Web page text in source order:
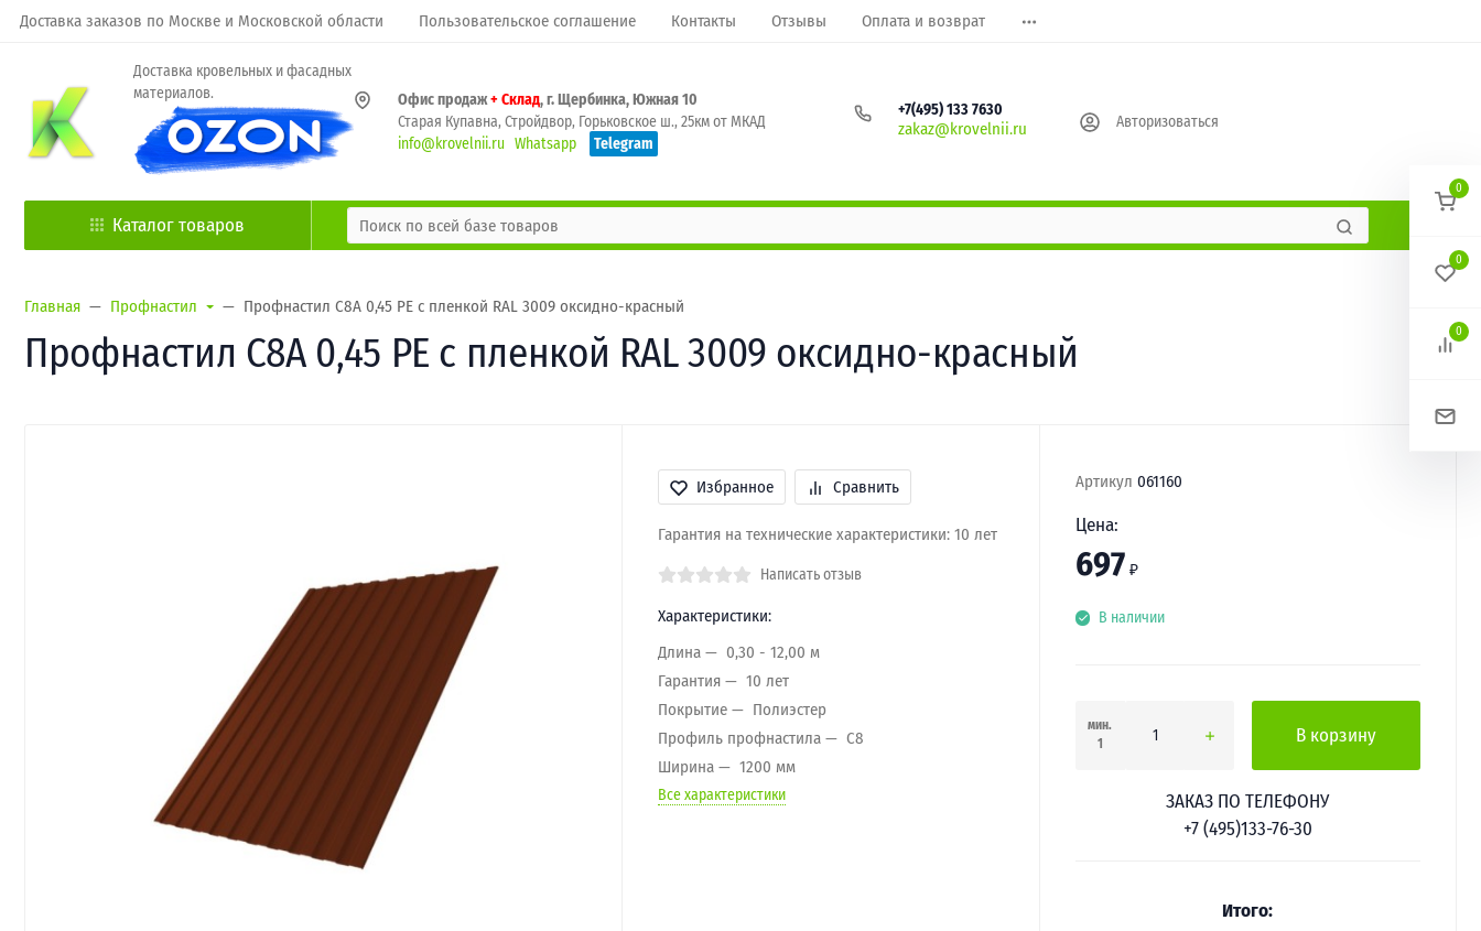
Доставка заказов по Москве и Московской области Пользовательское соглашение Контакты Отзывы Оплата и возврат
Доставка кровельных и фасадных
материалов.
Офис продаж+ Склад, г. Щербинка, Южная 10
Старая Купавна, Стройдвор, Горьковское ш., 25км от МКАД
info@krovelnii.ru Whatsapp Telegram
+7(495) 133 7630
zakaz@krovelnii.ru Авторизоваться
Каталог товаров
Главная Профнастил Профнастил С8А 0,45 PE с пленкой RAL 3009 оксидно-красный
Профнастил С8А 0,45 PE с пленкой RAL 3009 оксидно-красный
Избранное Сравнить
Гарантия на технические характеристики: 10 лет
Написать отзыв
Характеристики:
Длина
0,30 - 12,00 м
Гарантия
10 лет
Покрытие
Полиэстер
Профиль профнастила
C8
Ширина
1200 мм
Все характеристики
Артикул 061160
Цена:
697 ₽
В наличии
мин.
1
В корзину
ЗАКАЗ ПО ТЕЛЕФОНУ
+7 (495)133-76-30
Итого:
0
0
0